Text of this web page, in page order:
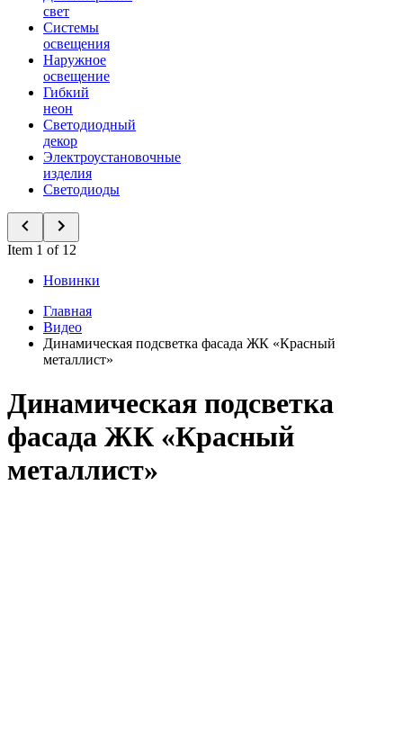
свет
Системы
освещения
Наружное
освещение
Гибкий
неон
Светодиодный
декор
Электроустановочные
изделия
Светодиоды
Item 1 of 12
Новинки
Главная
Видео
Динамическая подсветка фасада ЖК «Красный
металлист»
Динамическая подсветка
фасада ЖК «Красный
металлист»